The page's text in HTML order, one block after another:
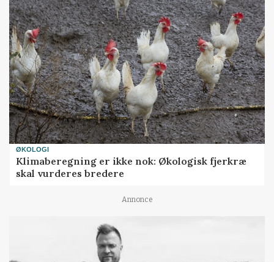
ØKOLOGI
Klimaberegning er ikke nok: Økologisk fjerkræ
skal vurderes bredere
Annonce